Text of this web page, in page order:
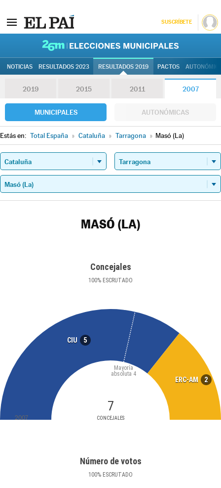
SUSCRÍBETE
NOTICIAS RESULTADOS 2023 RESULTADOS 2019 PACTOS
2019 2015 2011 2007
MUNICIPALES AUTONÓMICAS
Estás en: Total España » Cataluña » Tarragona » Masó (La)
MASÓ (LA)
Concejales
100% ESCRUTADO
CIU 5
ERC-AM 2
7
CONCEJALES
Mayoría
absoluta 4
2007
Número de votos
100% ESCRUTADO